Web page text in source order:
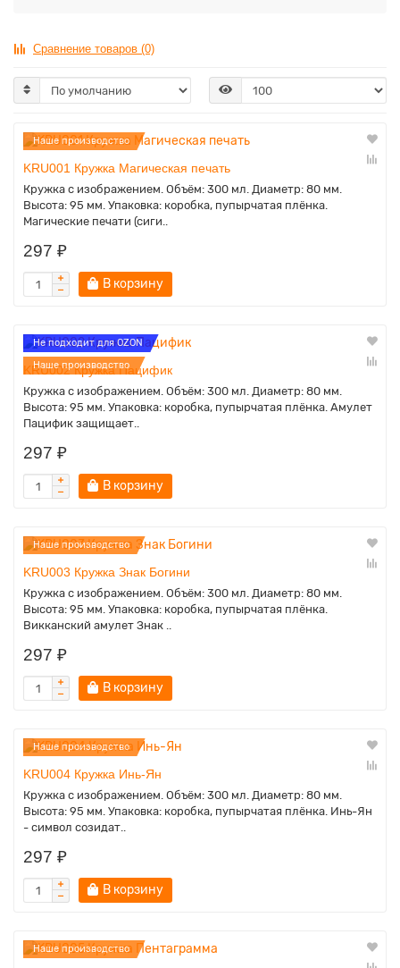
Сравнение товаров (0)
Наше производство
KRU001 Кружка Магическая печать
Кружка с изображением. Объём: 300 мл. Диаметр: 80 мм.
Высота: 95 мм. Упаковка: коробка, пупырчатая плёнка.
Магические печати (сиги..
297 ₽
В корзину
Не подходит для OZON
Наше производство
KRU002 Кружка Пацифик
Кружка с изображением. Объём: 300 мл. Диаметр: 80 мм.
Высота: 95 мм. Упаковка: коробка, пупырчатая плёнка. Амулет
Пацифик защищает..
297 ₽
В корзину
Наше производство
KRU003 Кружка Знак Богини
Кружка с изображением. Объём: 300 мл. Диаметр: 80 мм.
Высота: 95 мм. Упаковка: коробка, пупырчатая плёнка.
Викканский амулет Знак ..
297 ₽
В корзину
Наше производство
KRU004 Кружка Инь-Ян
Кружка с изображением. Объём: 300 мл. Диаметр: 80 мм.
Высота: 95 мм. Упаковка: коробка, пупырчатая плёнка. Инь-Ян
- символ созидат..
297 ₽
В корзину
Наше производство